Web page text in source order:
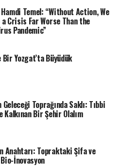
TRENDS
Akademisyenlerinden Klinik
sağlık açısından sarı kantaron
Temel: “Without Action, We
a Crisis Far Worse Than the
Pandemic”
Bir Yozgat’ta Büyüdük
Geleceği Toprağında Saklı: Tıbbi
Bir Şehir Olalım
Anahtarı: Topraktaki Şifa ve
İnovasyon